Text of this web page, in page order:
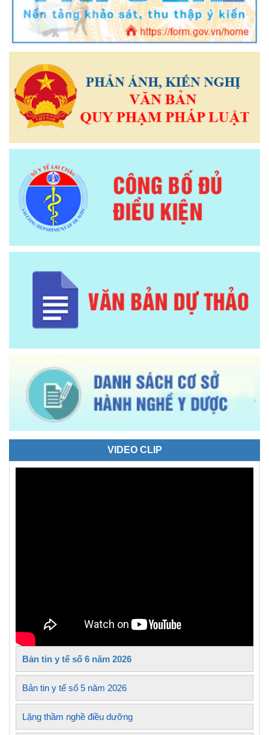
VIDEO CLIP
Bản tin y tế số 6 năm 2026
Bản tin y tế số 5 năm 2026
Lặng thầm nghề điều dưỡng